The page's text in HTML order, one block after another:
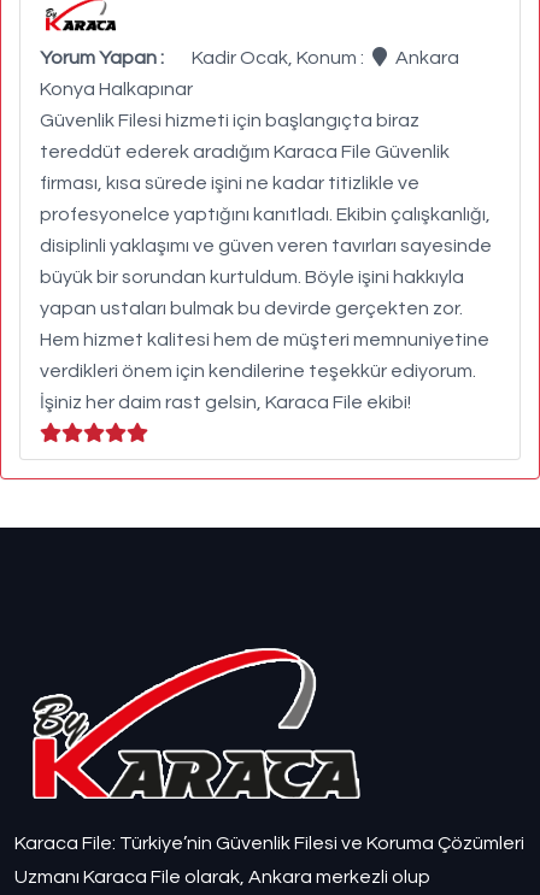
Yorum Yapan : Kadir Ocak, Konum :
Ankara
Konya Halkapınar
Güvenlik Filesi hizmeti için başlangıçta biraz
tereddüt ederek aradığım Karaca File Güvenlik
firması, kısa sürede işini ne kadar titizlikle ve
profesyonelce yaptığını kanıtladı. Ekibin çalışkanlığı,
disiplinli yaklaşımı ve güven veren tavırları sayesinde
büyük bir sorundan kurtuldum. Böyle işini hakkıyla
yapan ustaları bulmak bu devirde gerçekten zor.
Hem hizmet kalitesi hem de müşteri memnuniyetine
verdikleri önem için kendilerine teşekkür ediyorum.
İşiniz her daim rast gelsin, Karaca File ekibi!
Karaca File: Türkiye’nin Güvenlik Filesi ve Koruma Çözümleri
Uzmanı Karaca File olarak, Ankara merkezli olup